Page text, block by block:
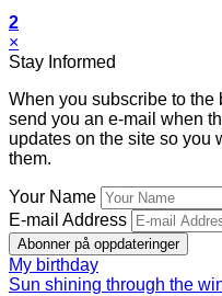
2
×
Stay Informed
When you subscribe to the
send you an e-mail when
updates on the site so you
them.
Your Name
E-mail Address
Abonner på oppdateringer
My birthday
Sun shining through the